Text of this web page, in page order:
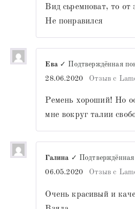
Вид сьремноват, то
Не понравился
Ева ✓ Подтверждённая
28.06.2020
Отзыв с
Ремень хороший! Но
мне вокруг талии
Галина ✓ Подтверждённая
06.05.2020
Отзыв с
Очень красивый и